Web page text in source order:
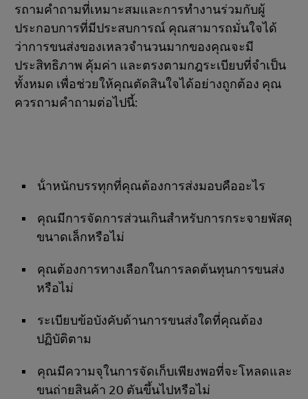
รถามคําถามที่เหมาะสมและการทํางานร่วมกับผู้
ประกอบการที่มีประสบการณ์ คุณสามารถมั่นใจได้
ว่าการขนส่งของเหลวจํานวนมากของคุณจะมี
ประสิทธิภาพ คุ้มค่า และตรงตามกฎระเบียบที่จําเป็น
ทั้งหมด เพื่อช่วยให้คุณตัดสินใจได้อย่างถูกต้อง คุณ
ควรถามคําถามต่อไปนี้:
น้ําหนักบรรทุกที่คุณต้องการส่งมอบคืออะไร
คุณมีการจัดการส่วนเกินสําหรับการกระจายพัสดุ
ขนาดเล็กหรือไม่
คุณต้องการทางเลือกในการลดต้นทุนการขนส่ง
หรือไม่
ระเบียบข้อบังคับด้านการขนส่งใดที่คุณต้อง
ปฏิบัติตาม
คุณมีความจุในการจัดเก็บเพียงพอที่จะโหลดและ
ขนถ่ายสินค้า 20 ตันขึ้นไปหรือไม่